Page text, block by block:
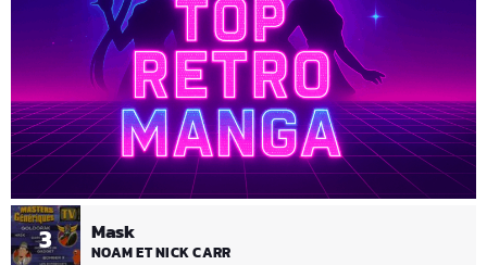
3 Mask
NOAM ET NICK CARR